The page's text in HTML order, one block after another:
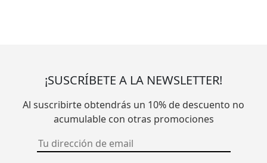
¡SUSCRÍBETE A LA NEWSLETTER!
Al suscribirte obtendrás un 10% de descuento no
acumulable con otras promociones